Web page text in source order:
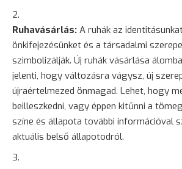
Ruhavásárlás: A ruhák az
önkifejezésünket és a társadalmi
szimbolizálják. Új ruhák vásárlása
jelenti, hogy változásra vágysz, új
újraértelmezed önmagad. Lehet, hogy
beilleszkedni, vagy éppen kitűnni a
színe és állapota további információval
aktuális belső állapotodról.